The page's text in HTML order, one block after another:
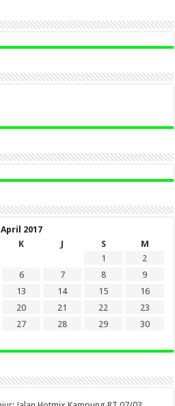
April 2017
K J S
M
1
2
6 7 8
9
13 14 15
16
20 21 22
23
27 28 29
30